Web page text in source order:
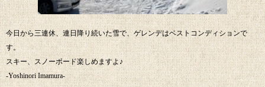
今日から三連休、連日降り続いた雪で、ゲレンデはベストコンディションで
す。
スキー、スノーボード楽しめますよ♪
-Yoshinori Imamura-